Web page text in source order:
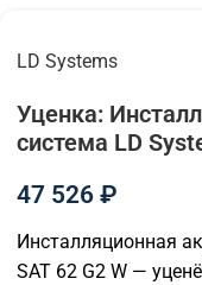
LD Systems
Уценка:
система LD
47 526 ₽
Инсталляционная
SAT 62 G2 W —